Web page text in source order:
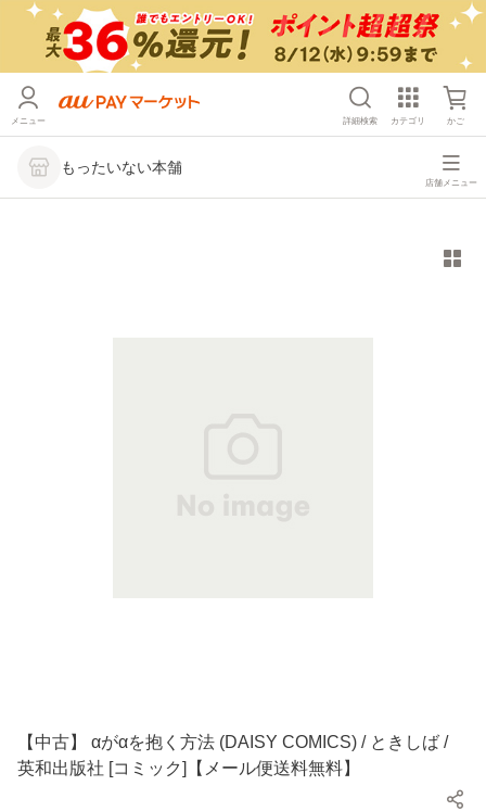
メニュー 詳細検索 カテゴリ かご
もったいない本舗
店舗メニュー
【中古】 αがαを抱く方法 (DAISY COMICS) / ときしば /
英和出版社 [コミック]【メール便送料無料】